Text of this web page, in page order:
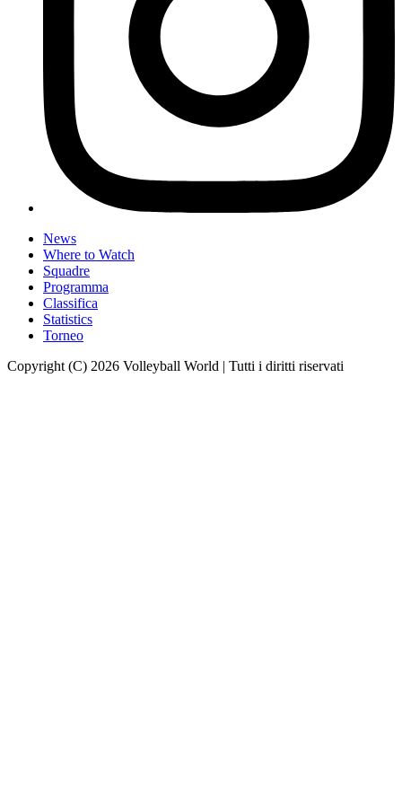
News
Where to Watch
Squadre
Programma
Classifica
Statistics
Torneo
Copyright (C) 2026 Volleyball World | Tutti i diritti riservati